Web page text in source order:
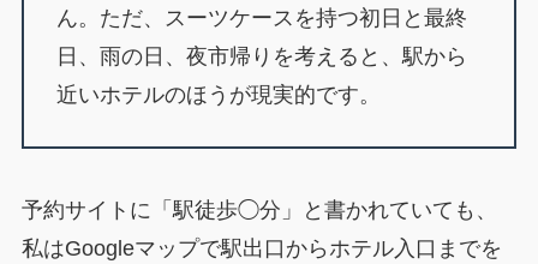
ん。ただ、スーツケースを持つ初日と最終
日、雨の日、夜市帰りを考えると、駅から
近いホテルのほうが現実的です。
予約サイトに「駅徒歩◯分」と書かれていても、
私はGoogleマップで駅出口からホテル入口までを